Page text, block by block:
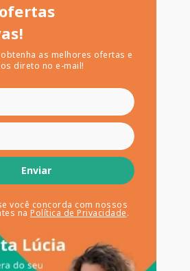
as melhores ofertas e
direto no e-mail!
Enviar
você concorda com nossos
na Política de Privacidade.